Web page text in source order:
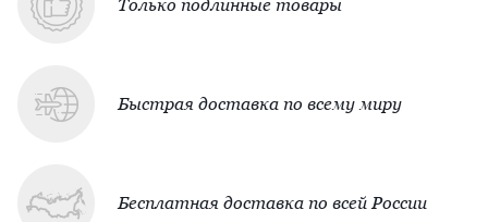
Только подлинные товары
Быстрая доставка по всему миру
Бесплатная доставка по всей России